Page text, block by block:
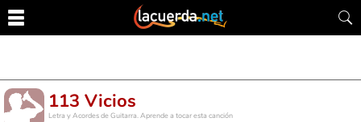
113 Vicios
Letra y Acordes de Guitarra. Aprende a tocar esta canción